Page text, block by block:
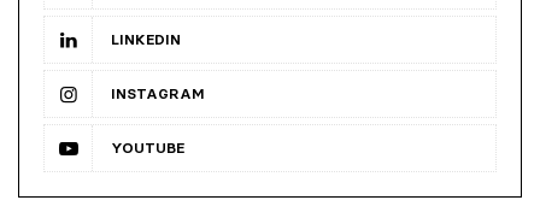
LINKEDIN
INSTAGRAM
YOUTUBE